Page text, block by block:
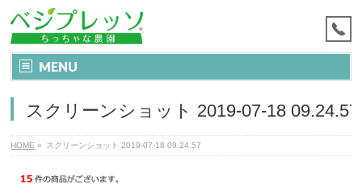
MENU
スクリーンショット 2019-07-18 09.24.57
HOME » スクリーンショット 2019-07-18 09.24.57